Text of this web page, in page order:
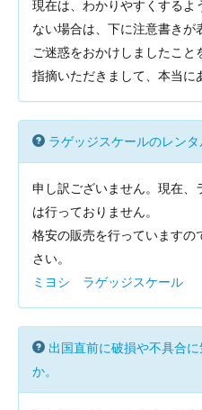
現在は、わかりやすくするよ
ない場合は、下に注意書きが
ご迷惑をおかけしましたこ
指摘いただきまして、本当に
ラゲッジスケールのレン
申し訳ございません。現在、
は行っておりません。
格安の販売を行っていますの
さい。
ミヨシ ラゲッジスケール
出国直前に破損や不具合
か。